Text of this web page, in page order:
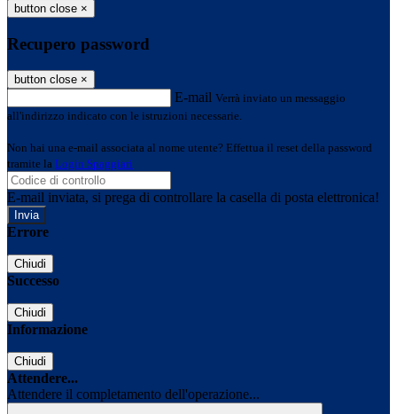
button close ×
Recupero password
button close ×
E-mail Verrà inviato un messaggio
all'indirizzo indicato con le istruzioni necessarie.
Non hai una e-mail associata al nome utente? Effettua il reset della password
tramite la Login Spaggiari
E-mail inviata, si prega di controllare la casella di posta elettronica!
Errore
Chiudi
Successo
Chiudi
Informazione
Chiudi
Attendere...
Attendere il completamento dell'operazione...